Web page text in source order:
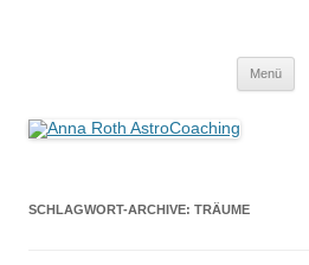
Menü
SCHLAGWORT-ARCHIVE: TRÄUME